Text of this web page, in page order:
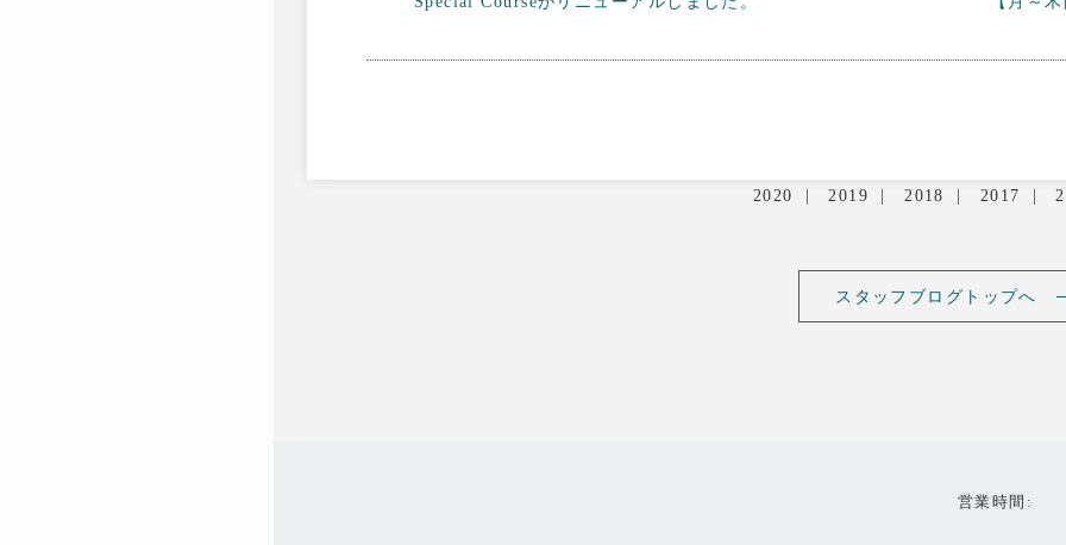
2020 2019 2018 2017
スタッフブログトップへ
営業時間